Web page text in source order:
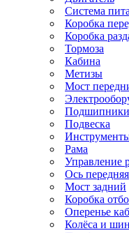
Система
Коробка
Коробка
Тормоза
Кабина
Метизы
Мост
Подшипники
Подвеска
Рама
Управление
Ось передняя
Мост задний
Коробка
Оперенье
Колёса и